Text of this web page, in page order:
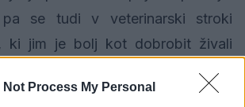
Not Process My Personal
pa se tudi v veterinarski stroki
ki jim je bolj kot dobrobit živali
ki jim prinašajo denar. Z enim